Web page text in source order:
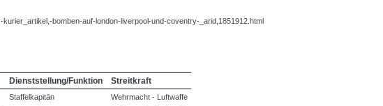
bomben-auf-london-liverpool-und-coventry-_arid,1851912.html
Dienststellung/Funktion Streitkraft
Staffelkapitän
Wehrmacht - Luftwaffe